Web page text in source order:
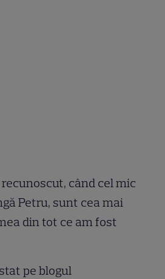
când cel mic
Petru, sunt cea mai
din tot ce am fost
pe blogul